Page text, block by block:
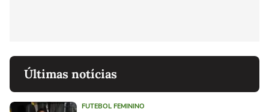
Últimas notícias
FUTEBOL FEMININO